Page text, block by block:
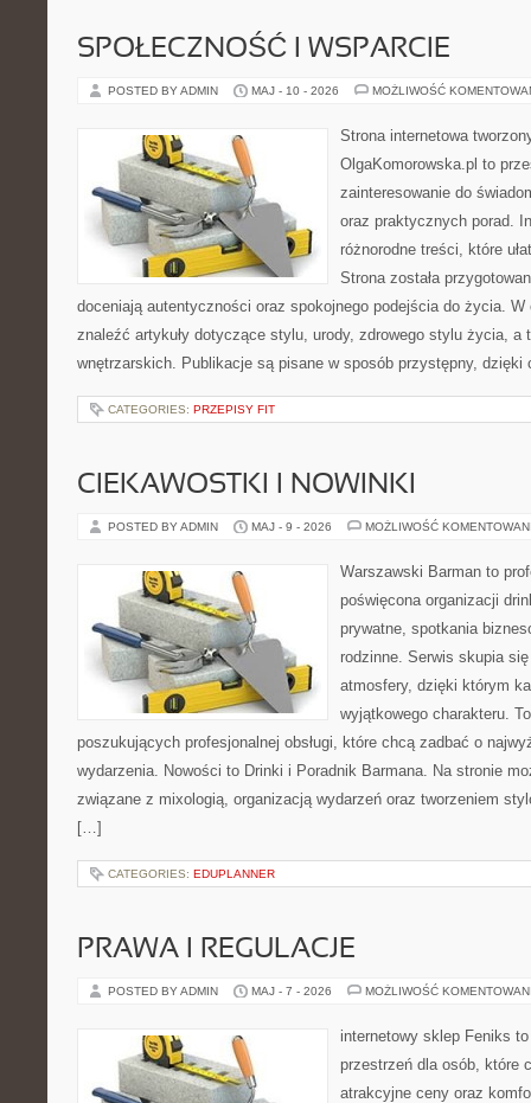
SPOŁECZNOŚĆ I WSPARCIE
POSTED BY ADMIN MAJ - 10 - 2026 MOŻLIWOŚĆ
Strona internetowa
OlgaKomorowska.pl to
zainteresowanie do
oraz praktycznych porad.
różnorodne treści, które
Strona została
doceniają autentyczności oraz spokojnego podejścia do życia. W
znaleźć artykuły dotyczące stylu, urody, zdrowego stylu życia, a
wnętrzarskich. Publikacje są pisane w sposób przystępny,
CATEGORIES: PRZEPISY FIT
CIEKAWOSTKI I NOWINKI
POSTED BY ADMIN MAJ - 9 - 2026 MOŻLIWOŚĆ
Warszawski Barman to
poświęcona organizacji
prywatne, spotkania
rodzinne. Serwis skupia
atmosfery, dzięki którym
wyjątkowego charakteru.
poszukujących profesjonalnej obsługi, które chcą zadbać o
wydarzenia. Nowości to Drinki i Poradnik Barmana. Na stronie
związane z mixologią, organizacją wydarzeń oraz tworzeniem
[…]
CATEGORIES: EDUPLANNER
PRAWA I REGULACJE
POSTED BY ADMIN MAJ - 7 - 2026 MOŻLIWOŚĆ
internetowy sklep Feniks
przestrzeń dla osób, które
atrakcyjne ceny oraz